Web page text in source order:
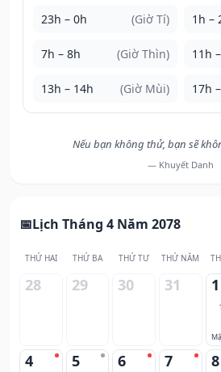
23h – 0h (Giờ Tí) 1h –
7h – 8h (Giờ Thìn) 11h
13h – 14h (Giờ Mùi) 17h
Nếu bạn không thử, bạn sẽ
— Khuyết Danh
Lịch Tháng 4 Năm 2078
THỨ HAI THỨ BA THỨ TƯ THỨ NĂM
28 29 30 31 1
4 5 6 7 8